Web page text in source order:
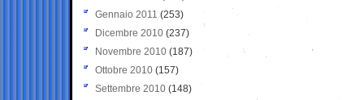
Gennaio 2011 (253)
Dicembre 2010 (237)
Novembre 2010 (187)
Ottobre 2010 (157)
Settembre 2010 (148)